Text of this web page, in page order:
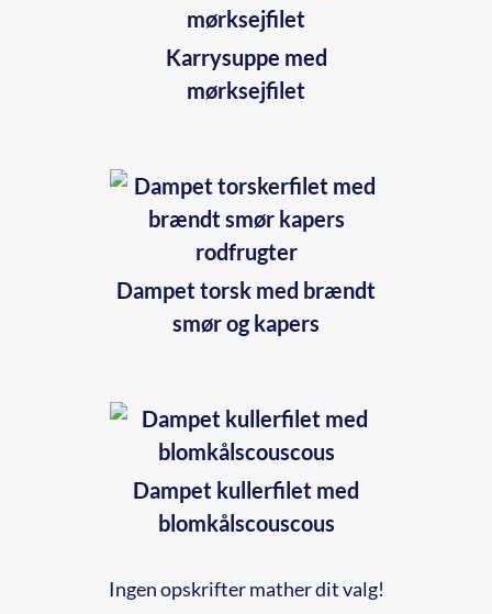
Karrysuppe med
mørksejfilet
Dampet torsk med brændt
smør og kapers
Dampet kullerfilet med
blomkålscouscous
Ingen opskrifter mather dit valg!